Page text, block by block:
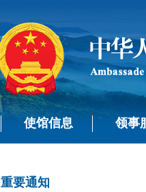
使馆信息 领事
重要通知